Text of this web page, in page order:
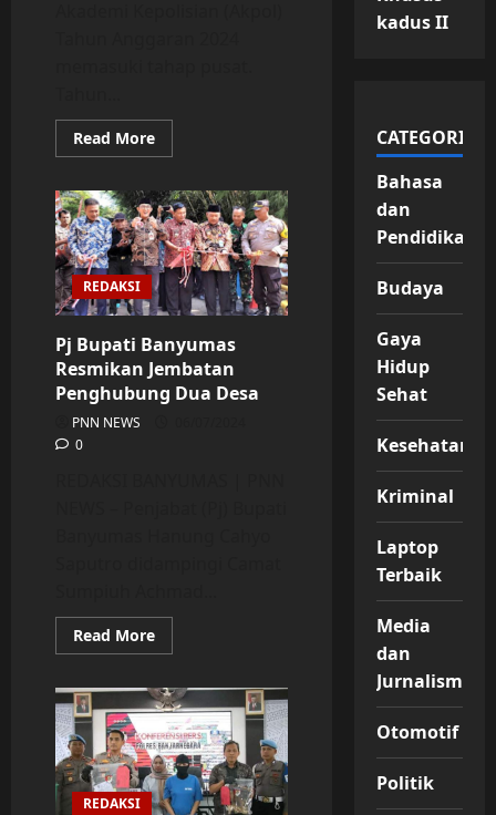
Read MoreRead
more
Pakai
Alat
Analisis
Komposisi
Tubuh-
Tes
MMPI
di
Seleksi
Akhir
Akpol
REDAKSI
Pj Bupati Banyumas
Resmikan Jembatan
Penghubung Dua Desa
PNN NEWS
0
Read MoreRead
more
Bupati
Banyumas
Resmikan
Jembatan
Penghubung
Dua
Desa
REDAKSI
kadus II
CATEGORIES
Bahasa
dan
Pendidikan
Budaya
Gaya
Hidup
Sehat
Kesehatan
Kriminal
Laptop
Terbaik
Media
dan
Jurnalisme
Otomotif
Politik